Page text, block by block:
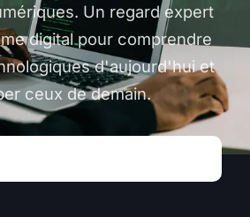
Un regard expert
digital pour comprendre
d'aujourd'hui et
ceux de demain.